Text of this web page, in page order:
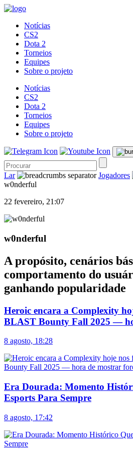
Notícias
CS2
Dota 2
Torneios
Equipes
Sobre o projeto
Notícias
CS2
Dota 2
Torneios
Equipes
Sobre o projeto
Lar
Jogadores
w0nderful
22 fevereiro, 21:07
w0nderful
A propósito, cenários
comportamento do
ganhando popularidade
Heroic encara a Complexity
BLAST Bounty Fall 2025 —
8 agosto, 18:28
Era Dourada: Momento
Esports Para Sempre
8 agosto, 17:42